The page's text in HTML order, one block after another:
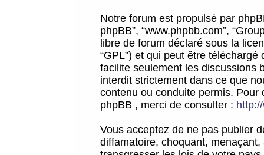
Notre forum est propulsé par
phpBB”, “www.phpbb.com”,
libre de forum déclaré sous la
“GPL”) et qui peut être téléchargé
facilite seulement les discussions
interdit strictement dans ce que
contenu ou conduite permis.
phpBB , merci de consulter :
Vous acceptez de ne pas publier
diffamatoire, choquant,